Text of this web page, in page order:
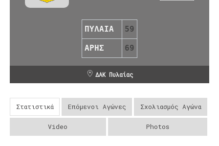
ΠΥΛΑΙΑ 59
ΑΡΗΣ 69
ΔΑΚ Πυλαίας
Στατιστικά Επόμενοι Αγώνες Σχολιασμός Αγώνα
Video Photos